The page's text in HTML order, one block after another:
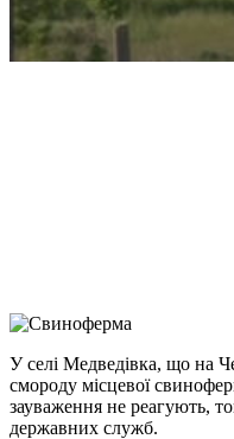
Link
Print
У селі Медведівка, що на
смороду місцевої
зауваження не реагують,
державних служб.